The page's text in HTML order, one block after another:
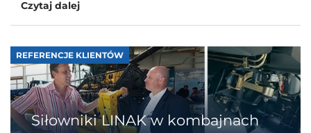
Czytaj dalej
REFERENCJE KLIENTÓW
Siłowniki LINAK w kombajnach